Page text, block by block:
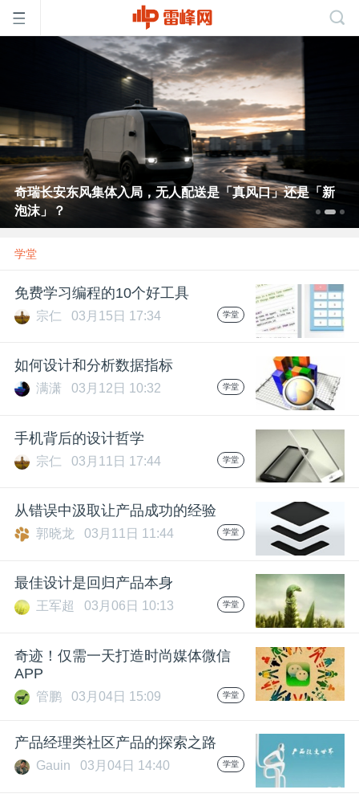
页
雷
峰
公
开
活
动
心
GAIR
专
题
奇瑞长安东风集体入局，无人配送是「真风口」还是「新
泡沫」？
学堂
免费学习编程的10个好工具
宗仁 03月15日 17:34 学堂
如何设计和分析数据指标
满潇 03月12日 10:32 学堂
手机背后的设计哲学
宗仁 03月11日 17:44 学堂
从错误中汲取让产品成功的经验
郭晓龙 03月11日 11:44 学堂
最佳设计是回归产品本身
王军超 03月06日 10:13 学堂
奇迹！仅需一天打造时尚媒体微信
APP
管鹏 03月04日 15:09 学堂
产品经理类社区产品的探索之路
Gauin 03月04日 14:40 学堂